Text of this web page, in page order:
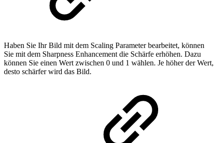
Haben Sie Ihr Bild mit dem Scaling Parameter bearbeitet, können
Sie mit dem Sharpness Enhancement die Schärfe erhöhen. Dazu
können Sie einen Wert zwischen 0 und 1 wählen. Je höher der Wert,
desto schärfer wird das Bild.